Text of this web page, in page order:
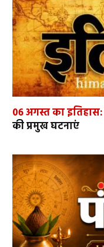
06 अगस्त का इतिहास:
की प्रमुख घटनाएं